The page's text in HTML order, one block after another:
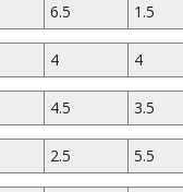
6.5 1.5
4 4
4.5 3.5
2.5 5.5